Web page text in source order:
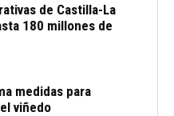
de Castilla-La
180 millones de
medidas para
viñedo